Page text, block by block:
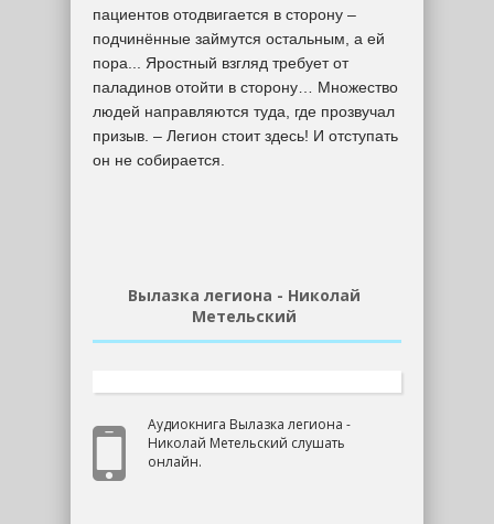
пациентов отодвигается в сторону –
подчинённые займутся остальным, а ей
пора... Яростный взгляд требует от
паладинов отойти в сторону… Множество
людей направляются туда, где прозвучал
призыв. – Легион стоит здесь! И отступать
он не собирается.
Вылазка легиона - Николай
Метельский
Аудиокнига Вылазка легиона -
Николай Метельский слушать
онлайн.